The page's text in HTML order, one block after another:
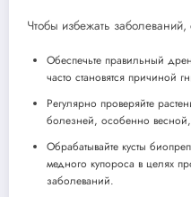
Чтобы избежать
Обеспечьте правильный
часто становятся причиной
Регулярно проверяйте
болезней, особенно весной,
Обрабатывайте кусты
медного купороса в целях
заболеваний.